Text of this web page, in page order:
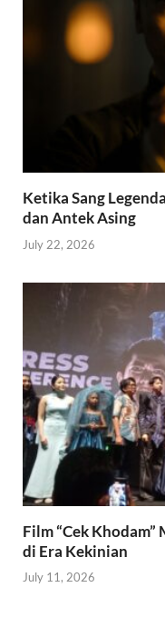
Ketika Sang
dan Antek Asing
July 22, 2026
Film “Cek
di Era Kekinian
July 11, 2026